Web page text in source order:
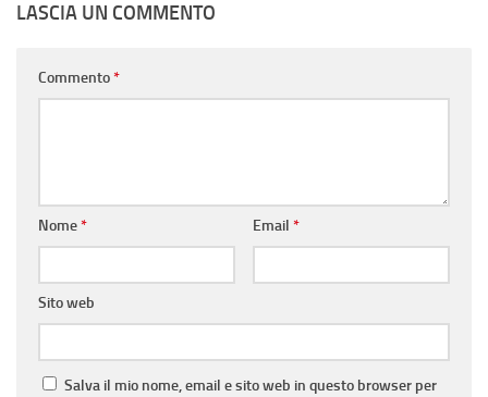
LASCIA UN COMMENTO
Commento*
Nome* Email *
Sito web
Salva il mio nome, email e sito web in questo browser per